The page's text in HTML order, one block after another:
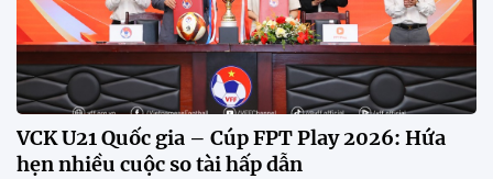
VCK U21 Quốc gia – Cúp FPT Play 2026: Hứa
hẹn nhiều cuộc so tài hấp dẫn